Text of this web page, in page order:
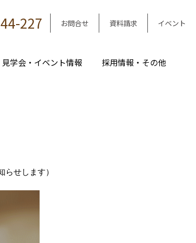
227 お問合せ 資料請求 イベント
見学会・イベント情報 採用情報・その他
せします）